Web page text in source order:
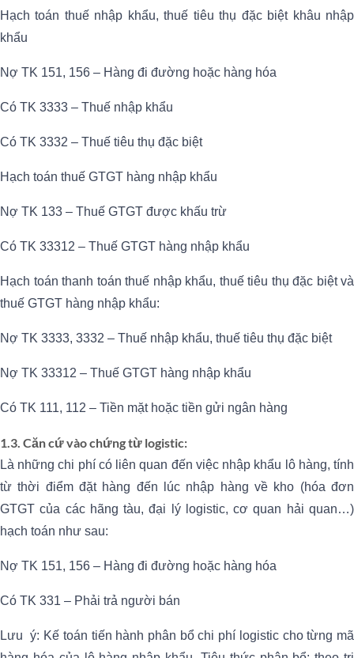
Hạch toán thuế nhập khẩu, thuế tiêu thụ đặc biệt khâu nhập
khẩu
Nợ TK 151, 156 – Hàng đi đường hoặc hàng hóa
Có TK 3333 – Thuế nhập khẩu
Có TK 3332 – Thuế tiêu thụ đặc biệt
Hạch toán thuế GTGT hàng nhập khẩu
Nợ TK 133 – Thuế GTGT được khấu trừ
Có TK 33312 – Thuế GTGT hàng nhập khẩu
Hạch toán thanh toán thuế nhập khẩu, thuế tiêu thụ đặc biệt và
thuế GTGT hàng nhập khẩu:
Nợ TK 3333, 3332 – Thuế nhập khẩu, thuế tiêu thụ đặc biệt
Nợ TK 33312 – Thuế GTGT hàng nhập khẩu
Có TK 111, 112 – Tiền mặt hoặc tiền gửi ngân hàng
1.3. Căn cứ vào chứng từ logistic:
Là những chi phí có liên quan đến việc nhập khẩu lô hàng, tính
từ thời điểm đặt hàng đến lúc nhập hàng về kho (hóa đơn
GTGT của các hãng tàu, đại lý logistic, cơ quan hải quan…)
hạch toán như sau:
Nợ TK 151, 156 – Hàng đi đường hoặc hàng hóa
Có TK 331 – Phải trả người bán
Lưu ý: Kế toán tiến hành phân bổ chi phí logistic cho từng mã